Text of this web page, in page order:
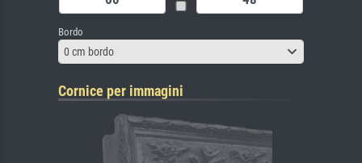
Bordo
0 cm bordo
Cornice per immagini